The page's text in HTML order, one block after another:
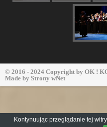
© 2016 - 2024 Copyright by OK !
Made by Strony wNet
Kontynuując przeglądanie tej